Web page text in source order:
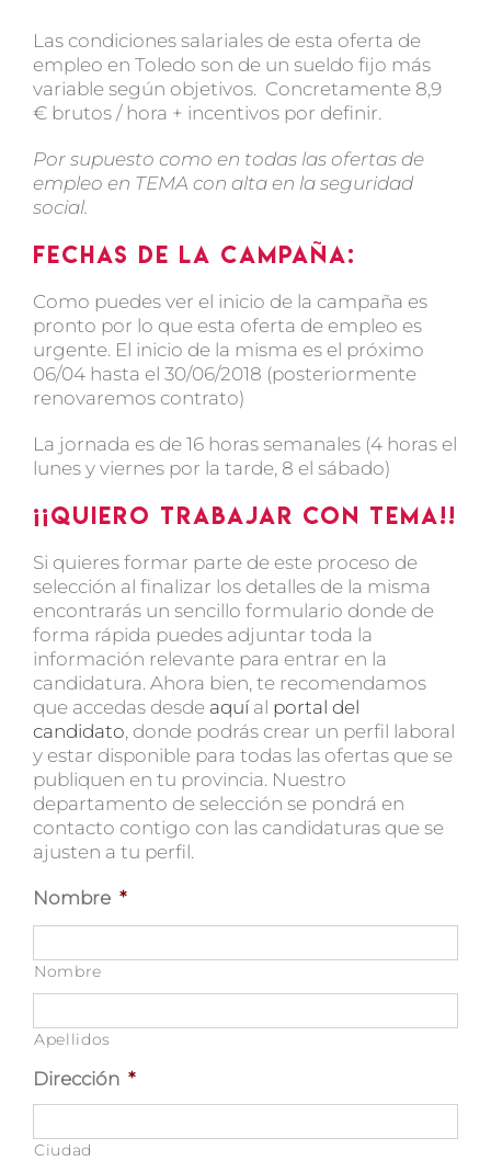
Las condiciones salariales de esta oferta de
empleo en Toledo son de un sueldo fijo más
variable según objetivos. Concretamente 8,9
€ brutos / hora + incentivos por definir.
Por supuesto como en todas las ofertas de
empleo en TEMA con alta en la seguridad
social.
Fechas de la campaña:
Como puedes ver el inicio de la campaña es
pronto por lo que esta oferta de empleo es
urgente. El inicio de la misma es el próximo
06/04 hasta el 30/06/2018 (posteriormente
renovaremos contrato)
La jornada es de 16 horas semanales (4 horas el
lunes y viernes por la tarde, 8 el sábado)
¡¡Quiero trabajar con TEMA!!
Si quieres formar parte de este proceso de
selección al finalizar los detalles de la misma
encontrarás un sencillo formulario donde de
forma rápida puedes adjuntar toda la
información relevante para entrar en la
candidatura. Ahora bien, te recomendamos
que accedas desde aquíal portal del
candidato, donde podrás crear un perfil laboral
y estar disponible para todas las ofertas que se
publiquen en tu provincia. Nuestro
departamento de selección se pondrá en
contacto contigo con las candidaturas que se
ajusten a tu perfil.
Nombre *
Nombre
Apellidos
Dirección *
Ciudad